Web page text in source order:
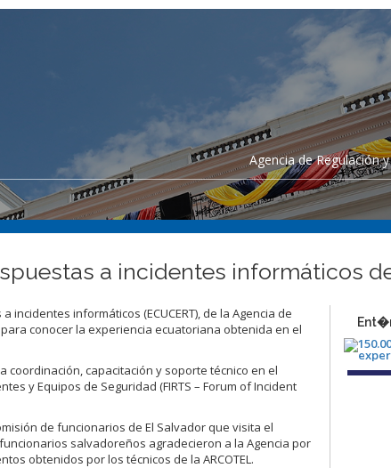
Agencia de Regulación
a incidentes informáticos
informáticos (ECUCERT), de la Agencia de
para conocer la experiencia ecuatoriana obtenida en el
capacitación y soporte técnico en el
y Equipos de Seguridad (FIRTS – Forum of Incident
de funcionarios de El Salvador que visita el
salvadoreños agradecieron a la Agencia por
obtenidos por los técnicos de la ARCOTEL.